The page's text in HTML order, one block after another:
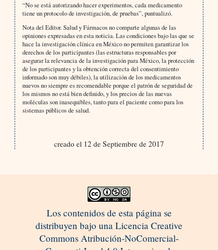
“No se está autorizando hacer experimentos, cada medicamento
tiene un protocolo de investigación, de pruebas”, puntualizó.
Nota del Editor. Salud y Fármacos no comparte algunas de las
opiniones expresadas en esta noticia. Las condiciones bajo las que se
hace la investigación clínica en México no permiten garantizar los
derechos de los participantes (las estructuras responsables por
asegurar la relevancia de la investigación para México, la protección
de los participantes y la obtención correcta del consentimiento
informado son muy débiles), la utilización de los medicamentos
nuevos no siempre es recomendable porque el patrón de seguridad de
los mismos no está bien definido, y los precios de las nuevas
moléculas son inasequibles, tanto para el paciente como para los
sistemas públicos de salud.
creado el 12 de Septiembre de 2017
Los contenidos de esta página se
distribuyen bajo una Licencia Creative
Commons Atribución-NoComercial-